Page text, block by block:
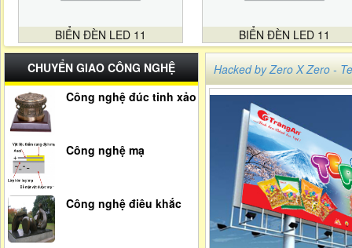
BIỂN ĐÈN LED 11 BIỂN ĐÈN LED 11
CHUYỂN GIAO CÔNG NGHỆ
Công nghệ đúc tinh xảo
Công nghệ mạ
Công nghệ điêu khắc
Hacked by Zero X Zero -